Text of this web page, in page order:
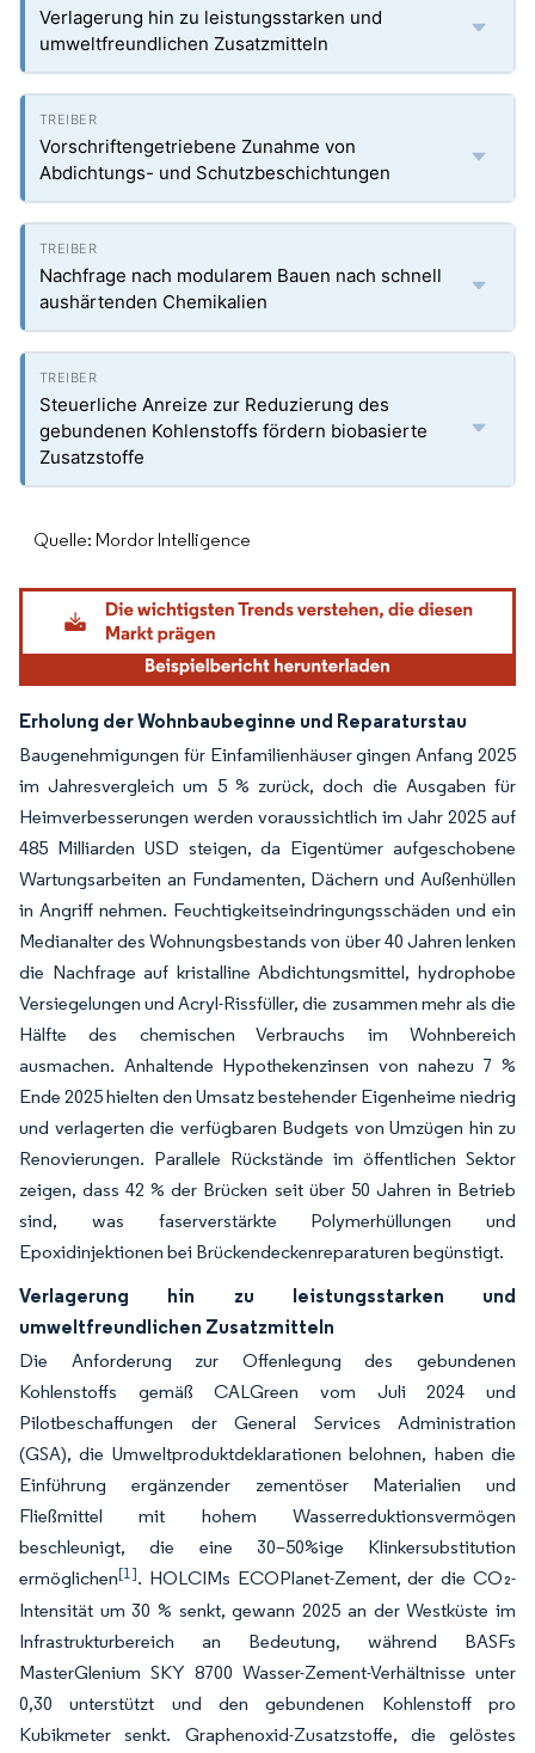
Verlagerung hin zu leistungsstarken und
umweltfreundlichen Zusatzmitteln
Vorschriftengetriebene Zunahme von
Abdichtungs- und Schutzbeschichtungen
Nachfrage nach modularem Bauen nach schnell
aushärtenden Chemikalien
Steuerliche Anreize zur Reduzierung des
gebundenen Kohlenstoffs fördern biobasierte
Zusatzstoffe
Quelle: Mordor Intelligence
Erholung der Wohnbaubeginne und Reparaturstau
Baugenehmigungen für Einfamilienhäuser gingen Anfang 2025
im Jahresvergleich um 5 % zurück, doch die Ausgaben für
Heimverbesserungen werden voraussichtlich im Jahr 2025 auf
485 Milliarden USD steigen, da Eigentümer aufgeschobene
Wartungsarbeiten an Fundamenten, Dächern und Außenhüllen
in Angriff nehmen. Feuchtigkeitseindringungsschäden und ein
Medianalter des Wohnungsbestands von über 40 Jahren lenken
die Nachfrage auf kristalline Abdichtungsmittel, hydrophobe
Versiegelungen und Acryl-Rissfüller, die zusammen mehr als die
Hälfte des chemischen Verbrauchs im Wohnbereich
ausmachen. Anhaltende Hypothekenzinsen von nahezu 7 %
Ende 2025 hielten den Umsatz bestehender Eigenheime niedrig
und verlagerten die verfügbaren Budgets von Umzügen hin zu
Renovierungen. Parallele Rückstände im öffentlichen Sektor
zeigen, dass 42 % der Brücken seit über 50 Jahren in Betrieb
sind, was faserverstärkte Polymerhüllungen und
Epoxidinjektionen bei Brückendeckenreparaturen begünstigt.
Verlagerung hin zu leistungsstarken und
umweltfreundlichen Zusatzmitteln
Die Anforderung zur Offenlegung des gebundenen
Kohlenstoffs gemäß CALGreen vom Juli 2024 und
Pilotbeschaffungen der General Services Administration
(GSA), die Umweltproduktdeklarationen belohnen, haben die
Einführung ergänzender zementöser Materialien und
Fließmittel mit hohem Wasserreduktionsvermögen
beschleunigt, die eine 30–50%ige Klinkersubstitution
ermöglichen[1]. HOLCIMs ECOPlanet-Zement, der die CO₂-
Intensität um 30 % senkt, gewann 2025 an der Westküste im
Infrastrukturbereich an Bedeutung, während BASFs
MasterGlenium SKY 8700 Wasser-Zement-Verhältnisse unter
0,30 unterstützt und den gebundenen Kohlenstoff pro
Kubikmeter senkt. Graphenoxid-Zusatzstoffe, die gelöstes